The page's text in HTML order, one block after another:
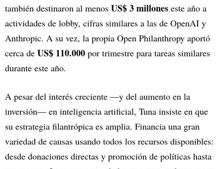
también destinaron al menos US$ 3 millones este año a
actividades de lobby, cifras similares a las de OpenAI y
Anthropic. A su vez, la propia Open Philanthropy aportó
cerca de US$ 110.000 por trimestre para tareas similares
durante este año.
A pesar del interés creciente —y del aumento en la
inversión— en inteligencia artificial, Tuna insiste en que
su estrategia filantrópica es amplia. Financia una gran
variedad de causas usando todos los recursos disponibles:
desde donaciones directas y promoción de políticas hasta